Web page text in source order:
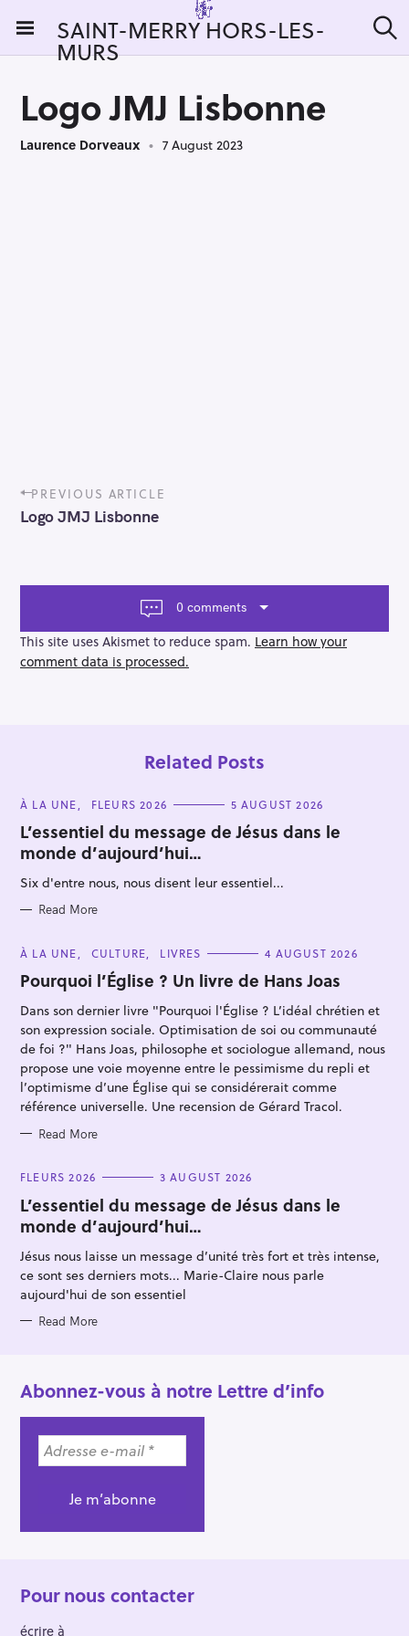
i
SAINT-MERRY HORS-LES-
MURS e
Logo JMJ Lisbonne
Laurence Dorveaux 7 August 2023
P
o
s
a
g
a
t
PREVIOUS ARTICLE
Logo JMJ Lisbonne
0 comments
This site uses Akismet to reduce spam. Learn how your
comment data is processed.
Related Posts
C
T
E
G
O
R
I
S
À LA UNE FLEURS 2026 5 AUGUST 2026
L’essentiel du message de Jésus dans le
monde d’aujourd’hui…
Six d'entre nous, nous disent leur essentiel...
Read More
C
T
E
O
I
E
S
À LA UNE CULTURE LIVRES 4 AUGUST 2026
Pourquoi l’Église ? Un livre de Hans Joas
Dans son dernier livre "Pourquoi l'Église ? L’idéal chrétien et
son expression sociale. Optimisation de soi ou communauté
de foi ?" Hans Joas, philosophe et sociologue allemand, nous
propose une voie moyenne entre le pessimisme du repli et
l’optimisme d’une Église qui se considérerait comme
référence universelle. Une recension de Gérard Tracol.
Read More
C
T
E
G
O
I
E
S
FLEURS 2026 3 AUGUST 2026
L’essentiel du message de Jésus dans le
monde d’aujourd’hui…
Jésus nous laisse un message d’unité très fort et très intense,
ce sont ses derniers mots... Marie-Claire nous parle
aujourd'hui de son essentiel
Read More
Abonnez-vous à notre Lettre d’info
Pour nous contacter
écrire à
S
e
a
r
c
h
f
o
r